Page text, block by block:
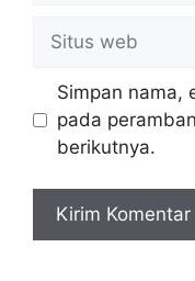
web
Simpan nama,
pada
berikutnya.